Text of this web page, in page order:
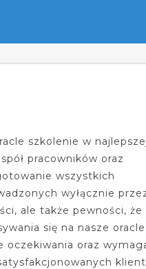
szkolenie w
pracowników oraz
wszystkich
wyłącznie
ale także pewności, że
się na nasze oracle
oczekiwania oraz